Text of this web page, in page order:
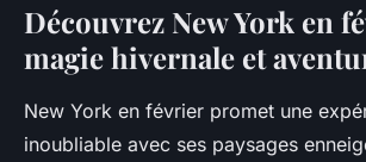
Découvrez New York en
magie hivernale et
New York en février promet une
inoubliable avec ses paysages